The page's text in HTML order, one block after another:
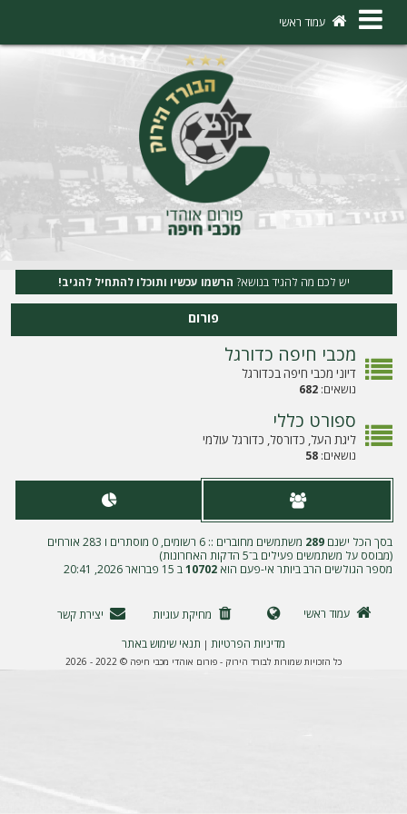
×
ו
ה
ר
ש
מ
עמוד ראשי
יש לכם מה להגיד בנושא? הרשמו עכשיו ותוכלו להתחיל להגיב!
פורום
מכבי חיפה כדורגל
דיוני מכבי חיפה בכדורגל
נושאים:682
ספורט כללי
ליגת העל, כדורסל, כדורגל עולמי
נושאים:58
בסך הכל ישנם289
משתמשים מחוברים :: 6 רשומים, 0 מוסתרים ו 283 אורחים
(מבוסס על משתמשים פעילים ב־5 הדקות האחרונות)
מספר הגולשים הרב ביותר אי-פעם הוא10702ב 15 פברואר 2026, 20:41
עמוד ראשי מחיקת עוגיות
יצירת קשר
מדיניות הפרטיות | תנאי שימוש באתר
כל הזכויות שמורות לבורד הירוק - פורום אוהדי מכבי חיפה © 2022 - 2026